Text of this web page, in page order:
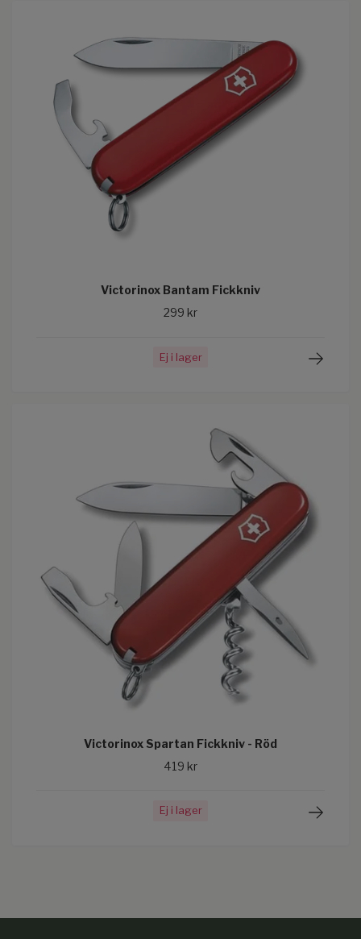
Victorinox Bantam Fickkniv
299 kr
Ej i lager
Victorinox Spartan Fickkniv - Röd
419 kr
Ej i lager